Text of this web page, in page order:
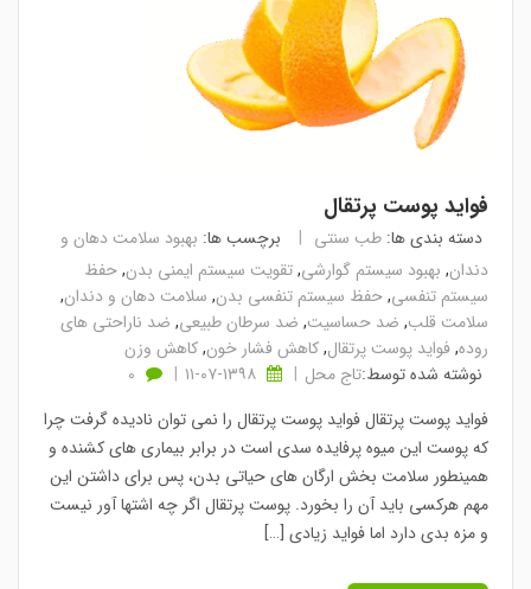
فواید پوست پرتقال
دسته بندی ها: طب سنتی برچسب ها: بهبود سلامت دهان و
دندان, بهبود سیستم گوارشی,تقویت سیستم ایمنی بدن,حفظ
سیستم تنفسی,حفظ سیستم تنفسی بدن, سلامت دهان و دندان,
سلامت قلب, ضد حساسیت, ضد سرطان طبیعی, ضد ناراحتی های
روده, فواید پوست پرتقال,کاهش فشار خون,کاهش وزن
نوشته شده توسط:تاج محل ۱۳۹۸-۰۷-۱۱
0
فواید پوست پرتقال فواید پوست پرتقال را نمی توان نادیده گرفت چرا
که پوست این میوه پرفایده سدی است در برابر بیماری های کشنده و
همینطور سلامت بخش ارگان های حیاتی بدن، پس برای داشتن این
مهم هرکسی باید آن را بخورد. پوست پرتقال اگر چه اشتها آور نیست
و مزه بدی دارد اما فواید زیادی […]